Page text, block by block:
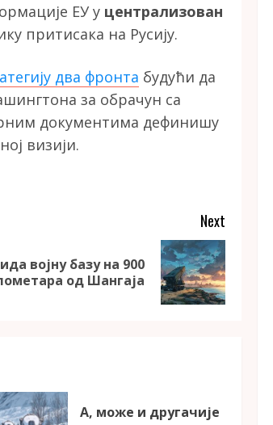
ЕУ у централизован
притисака на Русију.
два фронта будући да
за обрачун са
документима дефинишу
визији.
Next
војну базу на 900
од Шангаја
А, може и другачије